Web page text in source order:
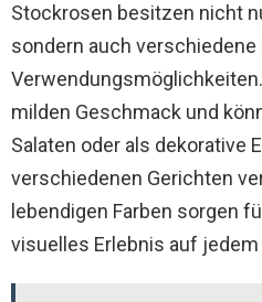
Stockrosen besitzen nicht
sondern auch
milden Geschmack und
Salaten oder als dekorative
verschiedenen Gerichten
lebendigen Farben sorgen
visuelles Erlebnis auf jedem